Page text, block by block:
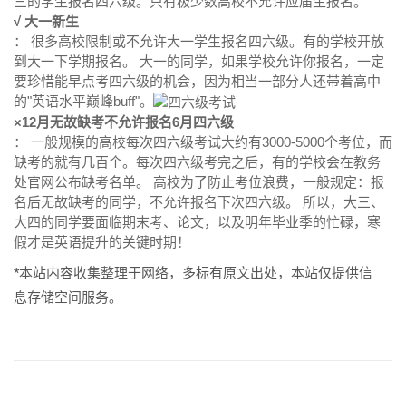
√ 大一新生
： 很多高校限制或不允许大一学生报名四六级。有的学校开放
到大一下学期报名。 大一的同学，如果学校允许你报名，一定
要珍惜能早点考四六级的机会，因为相当一部分人还带着高中
的"英语水平巅峰buff"。
×12月无故缺考不允许报名6月四六级
： 一般规模的高校每次四六级考试大约有3000-5000个考位，而
缺考的就有几百个。每次四六级考完之后，有的学校会在教务
处官网公布缺考名单。 高校为了防止考位浪费，一般规定：报
名后无故缺考的同学，不允许报名下次四六级。 所以，大三、
大四的同学要面临期末考、论文，以及明年毕业季的忙碌，寒
假才是英语提升的关键时期！
*本站内容收集整理于网络，多标有原文出处，本站仅提供信
息存储空间服务。